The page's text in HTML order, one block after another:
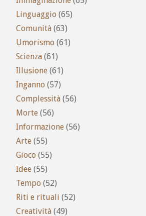
Linguaggio (65)
Comunità (63)
Umorismo (61)
Scienza (61)
Illusione (61)
Inganno (57)
Complessità (56)
Morte (56)
Informazione (56)
Arte (55)
Gioco (55)
Idee (55)
Tempo (52)
Riti e rituali (52)
Creatività (49)